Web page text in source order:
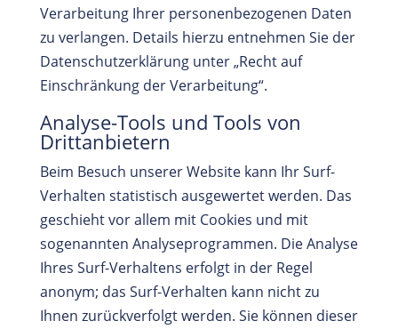
Verarbeitung Ihrer personenbezogenen Daten
zu verlangen. Details hierzu entnehmen Sie der
Datenschutzerklärung unter „Recht auf
Einschränkung der Verarbeitung“.
Analyse-Tools und Tools von
Drittanbietern
Beim Besuch unserer Website kann Ihr Surf-
Verhalten statistisch ausgewertet werden. Das
geschieht vor allem mit Cookies und mit
sogenannten Analyseprogrammen. Die Analyse
Ihres Surf-Verhaltens erfolgt in der Regel
anonym; das Surf-Verhalten kann nicht zu
Ihnen zurückverfolgt werden. Sie können dieser